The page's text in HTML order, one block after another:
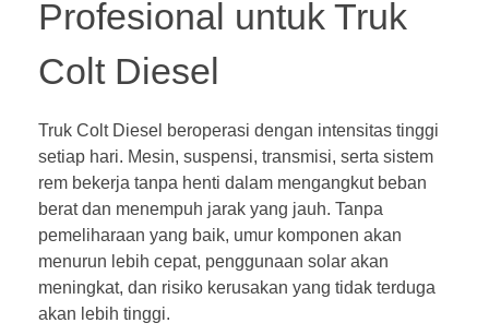
Profesional untuk Truk
Colt Diesel
Truk Colt Diesel beroperasi dengan intensitas tinggi
setiap hari. Mesin, suspensi, transmisi, serta sistem
rem bekerja tanpa henti dalam mengangkut beban
berat dan menempuh jarak yang jauh. Tanpa
pemeliharaan yang baik, umur komponen akan
menurun lebih cepat, penggunaan solar akan
meningkat, dan risiko kerusakan yang tidak terduga
akan lebih tinggi.